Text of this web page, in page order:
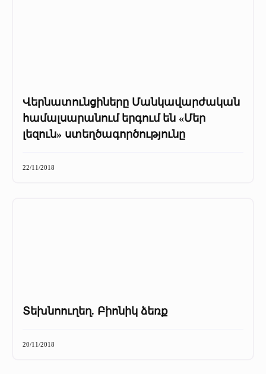
Վերնատունցիները Մանկավարժական
համալսարանում երգում են «Մեր
լեզուն» ստեղծագործությունը
22/11/2018
Տեխնոուղեղ. Բիոնիկ ձեռք
20/11/2018